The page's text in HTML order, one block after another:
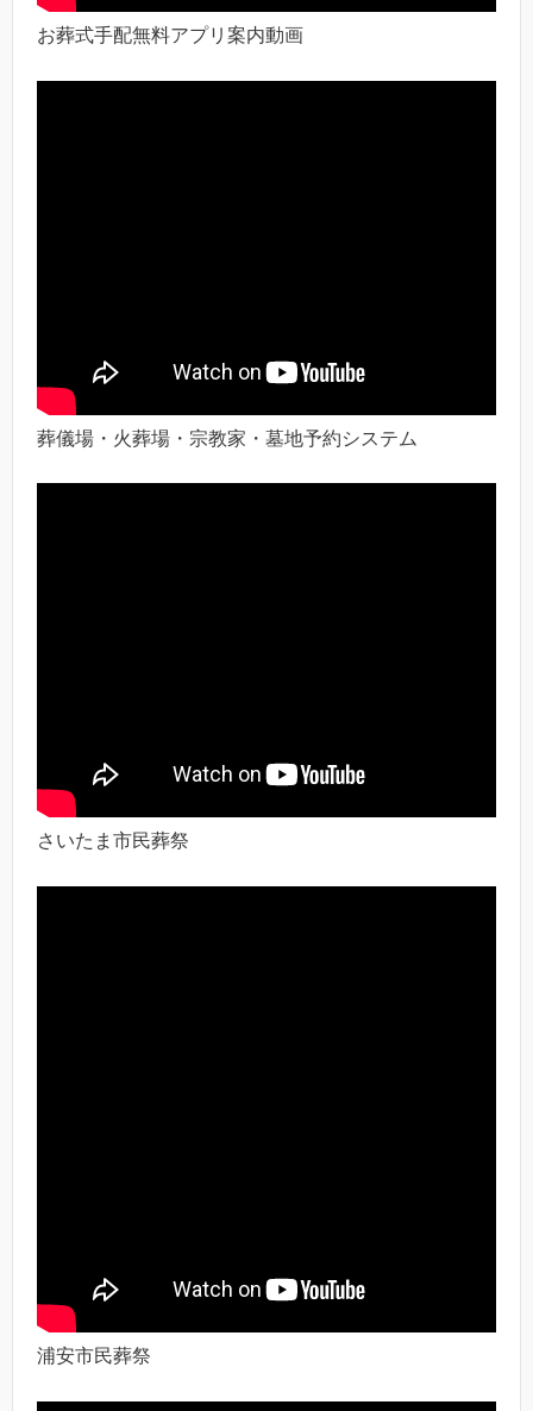
お葬式手配無料アプリ案内動画
葬儀場・火葬場・宗教家・墓地予約システム
さいたま市民葬祭
浦安市民葬祭